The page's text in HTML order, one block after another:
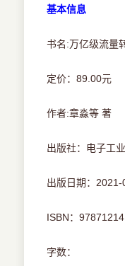
基本信息
书名:万亿级流量
定价：89.00元
作者:章淼等 著
出版社：电子工
出版日期：2021-
ISBN：
字数：